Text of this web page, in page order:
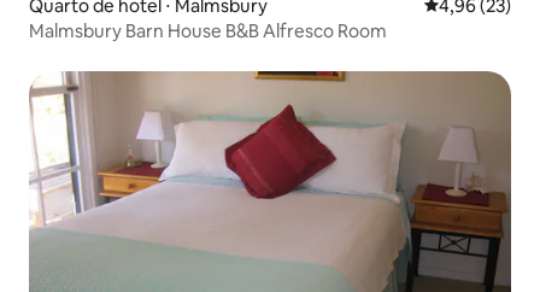
Quarto de hotel ⋅ Malmsbury 4,96 de uma
4,96 (23)
Malmsbury Barn House B&B Alfresco Room